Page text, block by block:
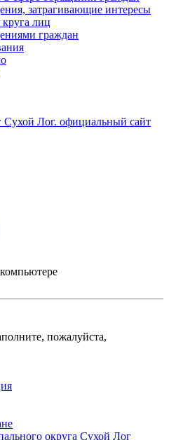
затрагивающие интересы
лиц
граждан
Лог. официальный сайт
пожалуйста,
округа Сухой Лог